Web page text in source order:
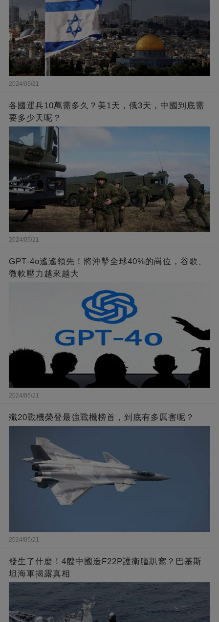
2024/05/21
各國運兵10萬需多久？美1天，俄3天，中國到底需
要多少天呢？
2024/05/21
GPT-4o遙遙領先！將沖擊全球40%的崗位，谷歌、
微軟壓力越來越大
2024/05/21
殲20戰機榮登最強戰機榜首，到底有多厲害呢？
2024/05/21
發生了什麼！4艘中國造F22P護衛艦趴窩？巴基斯
坦海軍揭露真相